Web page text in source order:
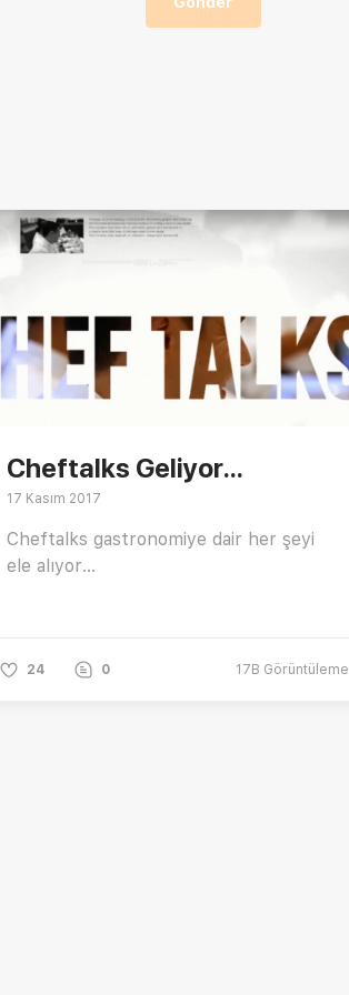
Cheftalks Geliyor...
17 Kasım 2017
Cheftalks gastronomiye dair her şeyi
ele alıyor...
24 0 17B Görüntüleme